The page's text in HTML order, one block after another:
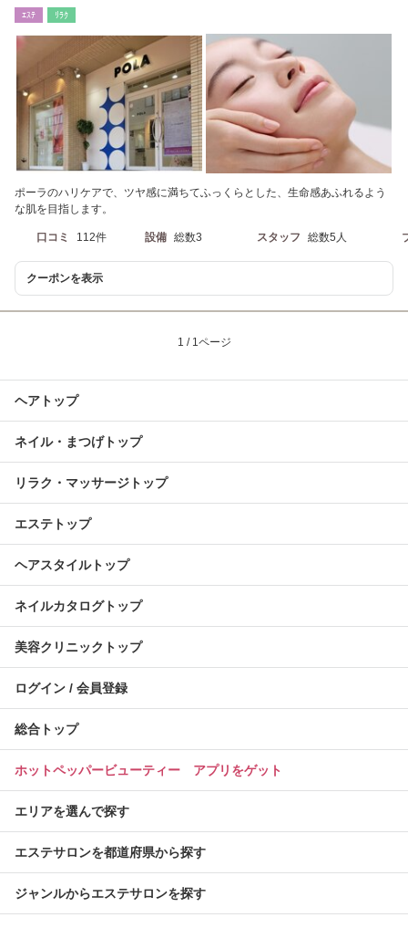
ｴｽﾃ ﾘﾗｸ
ポーラのハリケアで、ツヤ感に満ちてふっくらとした、生命感あふれるよう
な肌を目指します。
口コミ 112件 設備 総数3 スタッフ 総数5人
クーポンを表示
1 / 1ページ
ヘアトップ
ネイル・まつげトップ
リラク・マッサージトップ
エステトップ
ヘアスタイルトップ
ネイルカタログトップ
美容クリニックトップ
ログイン / 会員登録
総合トップ
ホットペッパービューティー アプリをゲット
エリアを選んで探す
エステサロンを都道府県から探す
ジャンルからエステサロンを探す